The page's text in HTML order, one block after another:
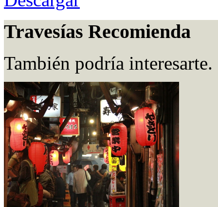
Travesías Recomienda
También podría interesarte.